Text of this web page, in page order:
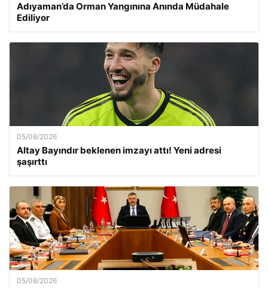
Adıyaman’da Orman Yangınına Anında Müdahale
Ediliyor
05/08/2026
Altay Bayındır beklenen imzayı attı! Yeni adresi
şaşırttı
05/08/2026